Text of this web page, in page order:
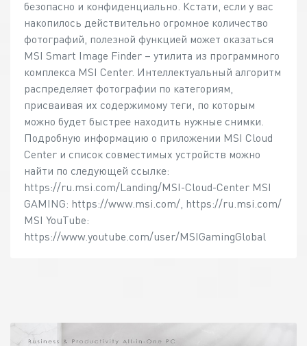
безопасно и конфиденциально. Кстати, если у вас
накопилось действительно огромное количество
фотографий, полезной функцией может оказаться
MSI Smart Image Finder – утилита из программного
комплекса MSI Center. Интеллектуальный алгоритм
распределяет фотографии по категориям,
присваивая их содержимому теги, по которым
можно будет быстрее находить нужные снимки.
Подробную информацию о приложении MSI Cloud
Center и список совместимых устройств можно
найти по следующей ссылке:
https://ru.msi.com/Landing/MSI-Cloud-Center MSI
GAMING: https://www.msi.com/, https://ru.msi.com/
MSI YouTube:
https://www.youtube.com/user/MSIGamingGlobal